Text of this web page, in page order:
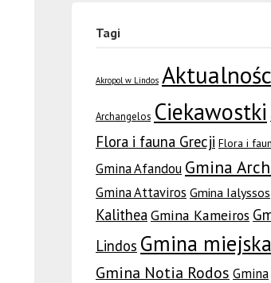
Tagi
Akropol w Lindos
Archangelos Ciekawostki
Flora i fauna Grecji Flora i
Gmina Afandou Gmina
Gmina Attaviros Gmina Ialyssos
KalitheaGmina Kameiros
Lindos Gmina
Gmina Notia Rodos Gmina